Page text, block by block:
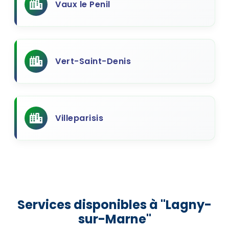
Vaux le Penil
Vert-Saint-Denis
Villeparisis
Services disponibles à "Lagny-
sur-Marne"